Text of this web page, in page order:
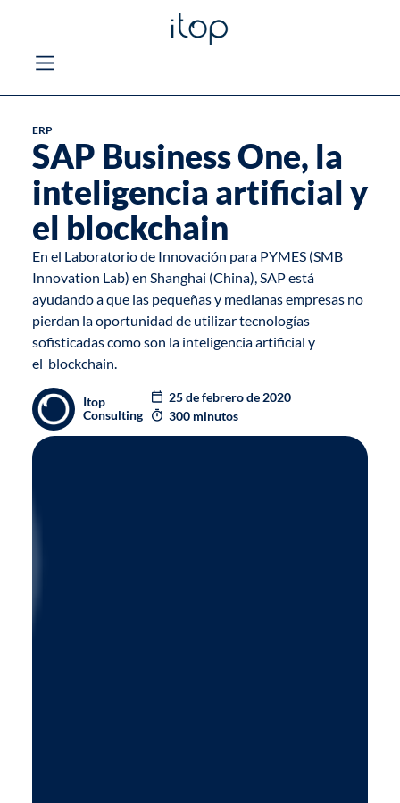
ERP
SAP Business One, la
inteligencia artificial y
el blockchain
En el Laboratorio de Innovación para PYMES (SMB
Innovation Lab) en Shanghai (China), SAP está
ayudando a que las pequeñas y medianas empresas no
pierdan la oportunidad de utilizar tecnologías
sofisticadas como son la inteligencia artificial y
el blockchain.
Itop
Consulting
25 de febrero de 2020
300 minutos